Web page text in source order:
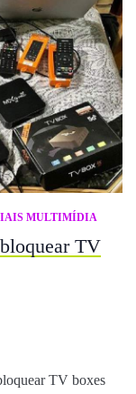
MULTIMÍDIA
TV
TV boxes